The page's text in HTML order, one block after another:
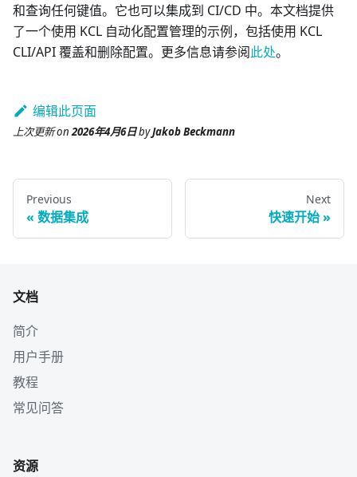
和查询任何键值。它也可以集成到 CI/CD 中。本文档提供
了一个使用 KCL 自动化配置管理的示例，包括使用 KCL
CLI/API 覆盖和删除配置。更多信息请参阅此处。
编辑此页面
上次更新on2026年4月6日byJakob Beckmann
Previous
数据集成
Next
快速开始
文档
简介
用户手册
教程
常见问答
资源